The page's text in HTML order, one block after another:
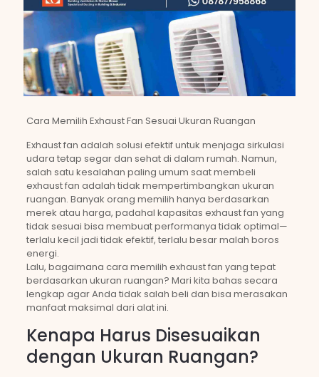
Cara Memilih Exhaust Fan Sesuai Ukuran Ruangan
Exhaust fan adalah solusi efektif untuk menjaga sirkulasi
udara tetap segar dan sehat di dalam rumah. Namun,
salah satu kesalahan paling umum saat membeli
exhaust fan adalah tidak mempertimbangkan ukuran
ruangan. Banyak orang memilih hanya berdasarkan
merek atau harga, padahal kapasitas exhaust fan yang
tidak sesuai bisa membuat performanya tidak optimal—
terlalu kecil jadi tidak efektif, terlalu besar malah boros
energi.
Lalu, bagaimana cara memilih exhaust fan yang tepat
berdasarkan ukuran ruangan? Mari kita bahas secara
lengkap agar Anda tidak salah beli dan bisa merasakan
manfaat maksimal dari alat ini.
Kenapa Harus Disesuaikan
dengan Ukuran Ruangan?